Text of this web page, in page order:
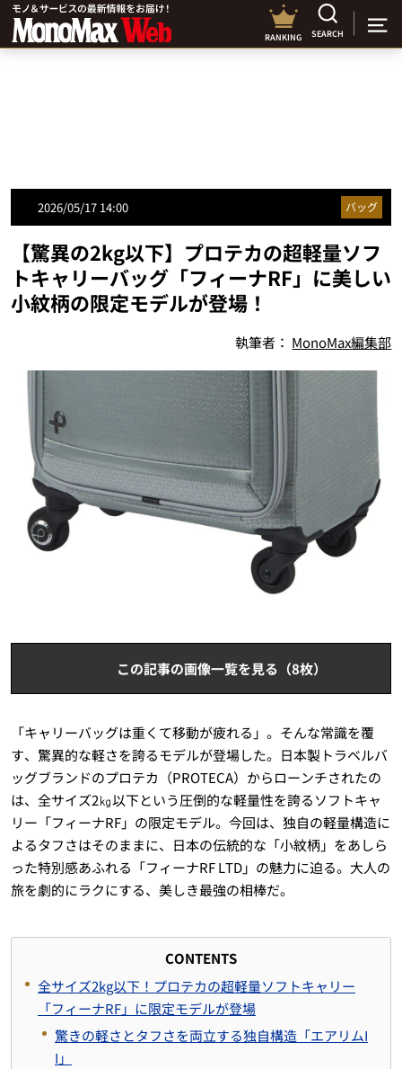
RANKING SEARCH
2026/05/17 14:00 バッグ
【驚異の2kg以下】プロテカの超軽量ソフ
トキャリーバッグ「フィーナRF」に美しい
小紋柄の限定モデルが登場！
執筆者： MonoMax編集部
この記事の画像一覧を見る（8枚）
「キャリーバッグは重くて移動が疲れる」。そんな常識を覆
す、驚異的な軽さを誇るモデルが登場した。日本製トラベルバ
ッグブランドのプロテカ（PROTECA）からローンチされたの
は、全サイズ2㎏以下という圧倒的な軽量性を誇るソフトキャ
リー「フィーナRF」の限定モデル。今回は、独自の軽量構造に
よるタフさはそのままに、日本の伝統的な「小紋柄」をあしら
った特別感あふれる「フィーナRF LTD」の魅力に迫る。大人の
旅を劇的にラクにする、美しき最強の相棒だ。
CONTENTS
全サイズ2kg以下！プロテカの超軽量ソフトキャリー
「フィーナRF」に限定モデルが登場
驚きの軽さとタフさを両立する独自構造「エアリムI
I」